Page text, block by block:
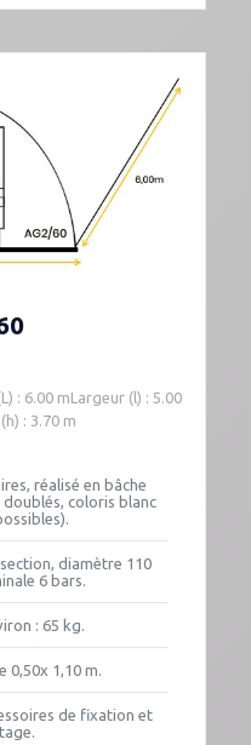
: 6.00 mLargeur (l) : 5.00
: 3.70 m
réalisé en bâche
coloris blanc
diamètre 110
6 bars.
: 65 kg.
0,50x 1,10 m.
de fixation et